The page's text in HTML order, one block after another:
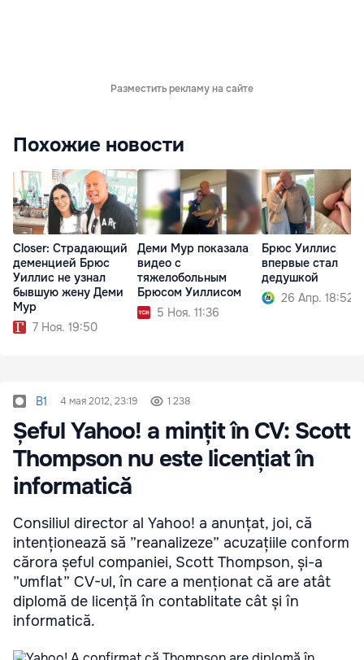
Разместить рекламу на сайте
Похожие новости
Closer: Страдающий
деменцией Брюс
Уиллис не узнал
бывшую жену Деми
Мур
7 Ноя. 19:50
Деми Мур показала
видео с
тяжелобольным
Брюсом Уиллисом
5 Ноя. 11:36
Брюс Уиллис
впервые стал
дедушкой
26 Апр. 18:52
B1 4 мая 2012, 23:19 1 238
Șeful Yahoo! a mințit în CV: Scott
Thompson nu este licențiat în
informatică
Consiliul director al Yahoo! a anunțat, joi, că
intenționează să ”reanalizeze” acuzațiile conform
cărora șeful companiei, Scott Thompson, și-a
”umflat” CV-ul, în care a menționat că are atât
diplomă de licență în contablitate cât și în
informatică.